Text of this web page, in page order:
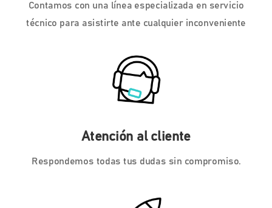
Contamos con una línea especializada en servicio
técnico para asistirte ante cualquier inconveniente
Atención al cliente
Respondemos todas tus dudas sin compromiso.